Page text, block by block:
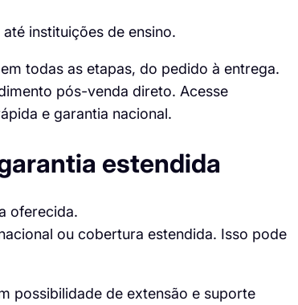
instituições de ensino.
todas as etapas, do pedido à entrega.
pós-venda direto. Acesse
e garantia nacional.
estendida
oferecida.
ou cobertura estendida. Isso pode
possibilidade de extensão e suporte